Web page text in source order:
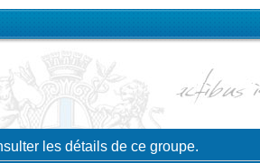
les détails de ce groupe.